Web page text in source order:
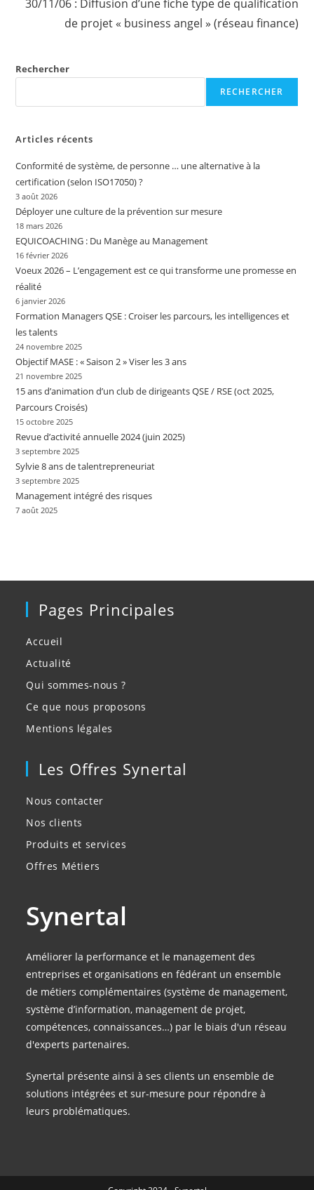
30/11/06 : Diffusion d’une fiche type de qualification
de projet « business angel » (réseau finance)
Rechercher
RECHERCHER
Articles récents
Conformité de système, de personne … une alternative à la
certification (selon ISO17050) ?
3 août 2026
Déployer une culture de la prévention sur mesure
18 mars 2026
EQUICOACHING : Du Manège au Management
16 février 2026
Voeux 2026 – L’engagement est ce qui transforme une promesse en
réalité
6 janvier 2026
Formation Managers QSE : Croiser les parcours, les intelligences et
les talents
24 novembre 2025
Objectif MASE : « Saison 2 » Viser les 3 ans
21 novembre 2025
15 ans d’animation d’un club de dirigeants QSE / RSE (oct 2025,
Parcours Croisés)
15 octobre 2025
Revue d’activité annuelle 2024 (juin 2025)
3 septembre 2025
Sylvie 8 ans de talentrepreneuriat
3 septembre 2025
Management intégré des risques
7 août 2025
Pages Principales
Accueil
Actualité
Qui sommes-nous ?
Ce que nous proposons
Mentions légales
Les Offres Synertal
Nous contacter
Nos clients
Produits et services
Offres Métiers
Synertal
Améliorer la performance et le management des
entreprises et organisations en fédérant un ensemble
de métiers complémentaires (système de management,
système d’information, management de projet,
compétences, connaissances…) par le biais d'un réseau
d'experts partenaires.
Synertal présente ainsi à ses clients un ensemble de
solutions intégrées et sur-mesure pour répondre à
leurs problématiques.